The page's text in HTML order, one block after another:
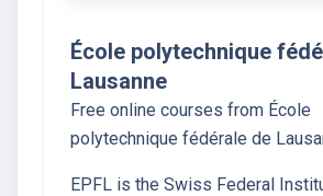
École polytechnique
Lausanne
Free online courses from École
polytechnique fédérale de
EPFL is the Swiss Federal